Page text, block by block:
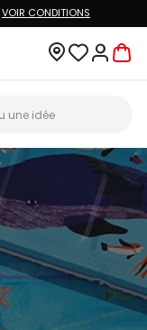
VOIR CONDITIONS